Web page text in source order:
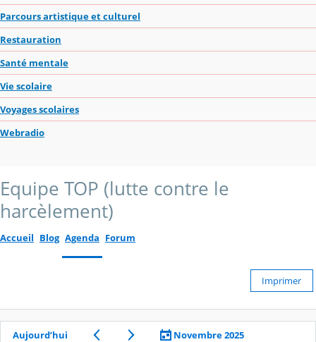
Parcours artistique et culturel
Restauration
Santé mentale
Vie scolaire
Voyages scolaires
Webradio
Equipe TOP (lutte contre le
harcèlement)
Accueil Blog Agenda Forum
Imprimer
Aujourd’hui
Novembre 2025